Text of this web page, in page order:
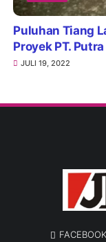
Puluhan Tiang
Proyek PT.
JULI 19, 2022
FACEBOOK